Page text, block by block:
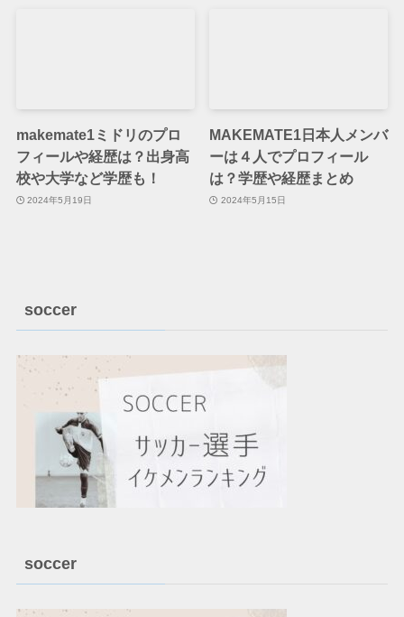
makemate1ミドリのプロ
フィールや経歴は？出身高
校や大学など学歴も！
2024年5月19日
MAKEMATE1日本人メンバ
ーは４人でプロフィール
は？学歴や経歴まとめ
2024年5月15日
soccer
soccer